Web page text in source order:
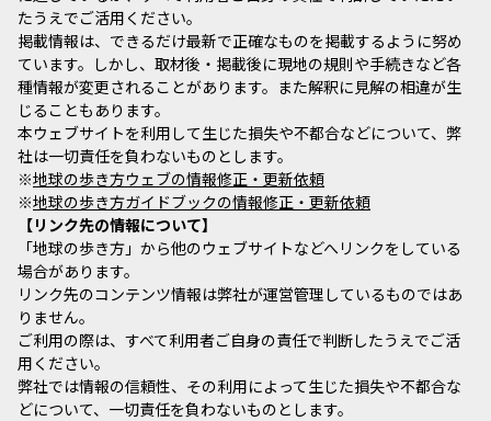
たうえでご活用ください。
掲載情報は、できるだけ最新で正確なものを掲載するように努め
ています。しかし、取材後・掲載後に現地の規則や手続きなど各
種情報が変更されることがあります。また解釈に見解の相違が生
じることもあります。
本ウェブサイトを利用して生じた損失や不都合などについて、弊
社は一切責任を負わないものとします。
※地球の歩き方ウェブの情報修正・更新依頼
※地球の歩き方ガイドブックの情報修正・更新依頼
リンク先の情報について
「地球の歩き方」から他のウェブサイトなどへリンクをしている
場合があります。
リンク先のコンテンツ情報は弊社が運営管理しているものではあ
りません。
ご利用の際は、すべて利用者ご自身の責任で判断したうえでご活
用ください。
弊社では情報の信頼性、その利用によって生じた損失や不都合な
どについて、一切責任を負わないものとします。